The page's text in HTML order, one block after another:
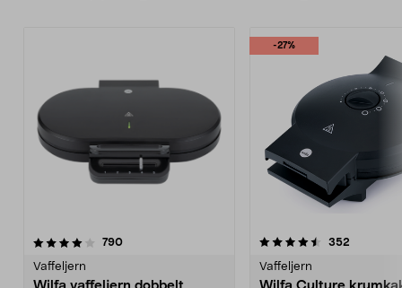
790anmeldelser
Vaffeljern
-27%
4.5 av 5 stjerner 352
Vaffeljern
4.0 av 5 stjerner